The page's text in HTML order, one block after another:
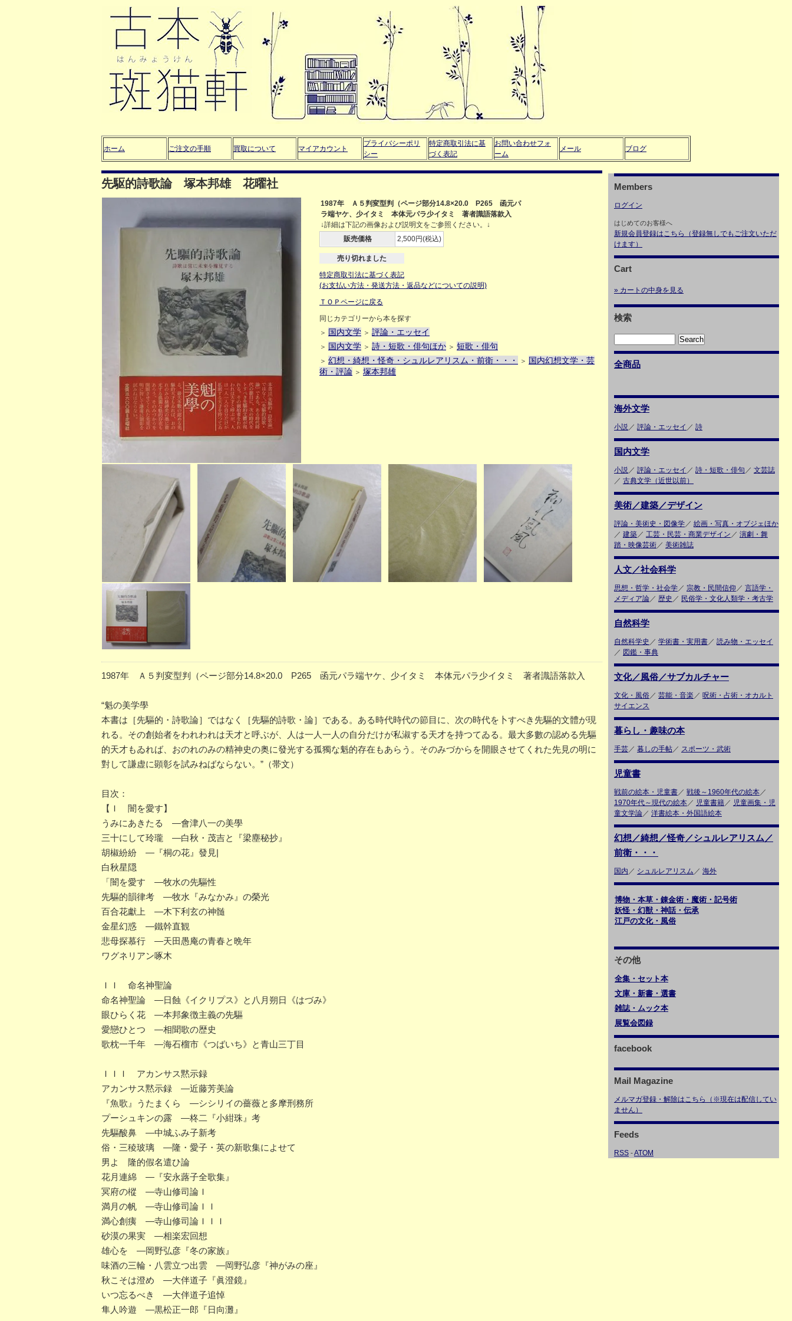
ホーム ご注文の手順 買取について マイアカウント
プライバシーポリ
シー
特定商取引法に基
づく表記
お問い合わせフォ
ーム
メール ブログ
先駆的詩歌論 塚本邦雄 花曜社
1987年 Ａ５判変型判（ページ部分14.8×20.0 P265 函元パ
ラ端ヤケ、少イタミ 本体元パラ少イタミ 著者識語落款入
↓詳細は下記の画像および説明文をご参照ください。↓
販売価格
2,500円(税込)
売り切れました
特定商取引法に基づく表記
(お支払い方法・発送方法・返品などについての説明)
ＴＯＰページに戻る
同じカテゴリーから本を探す
＞ 国内文学 ＞ 評論・エッセイ
＞ 国内文学 ＞ 詩・短歌・俳句ほか ＞ 短歌・俳句
＞ 幻想・綺想・怪奇・シュルレアリスム・前衛・・・ ＞ 国内幻想文学・芸
術・評論 ＞ 塚本邦雄
1987年 Ａ５判変型判（ページ部分14.8×20.0 P265 函元パラ端ヤケ、少イタミ 本体元パラ少イタミ 著者識語落款入
“魁の美学學
本書は［先驅的・詩歌論］ではなく［先驅的詩歌・論］である。ある時代時代の節目に、次の時代を卜すべき先驅的文體が現
れる。その創始者をわれわれは天才と呼ぶが、人は一人一人の自分だけが私淑する天才を持つてゐる。最大多數の認める先驅
的天才もゐれば、おのれのみの精神史の奥に發光する孤獨な魁的存在もあらう。そのみづからを開眼させてくれた先見の明に
對して謙虚に顕彰を試みねばならない。”（帯文）
目次：
【Ｉ 闇を愛す】
うみにあきたる ―會津八一の美學
三十にして玲瓏 ―白秋・茂吉と『梁塵秘抄』
胡椒紛紛 ―『桐の花』發見|
白秋星隠
「闇を愛す ―牧水の先驅性
先驅的韻律考 ―牧水『みなかみ』の榮光
百合花獻上 ―木下利玄の神髄
金星幻惑 ―鐵幹直観
悲母探慕行 ―天田愚庵の青春と晩年
ワグネリアン啄木
ＩＩ 命名神聖論
命名神聖論 ―日蝕《イクリプス》と八月朔日《はづみ》
眼ひらく花 ―本邦象徴主義の先驅
愛戀ひとつ ―相聞歌の歴史
歌枕一千年 ―海石榴市《つばいち》と青山三丁目
ＩＩＩ アカンサス黙示録
アカンサス黙示録 ―近藤芳美論
『魚歌』うたまくら ―シシリイの薔薇と多摩刑務所
プーシュキンの露 ―柊二『小紺珠』考
先驅酸鼻 ―中城ふみ子新考
俗・三稜玻璃 ―隆・愛子・英の新歌集によせて
男よ 隆的假名遣ひ論
花月連綿 ―『安永蕗子全歌集』
冥府の樅 ―寺山修司論Ｉ
満月の帆 ―寺山修司論ＩＩ
満心創痍 ―寺山修司論ＩＩＩ
砂漠の果実 ―相楽宏回想
雄心を ―岡野弘彦『冬の家族』
味酒の三輪・八雲立つ出雲 ―岡野弘彦『神がみの座』
秋こそは澄め ―大伴道子『眞澄鏡』
いつ忘るべき ―大伴道子追悼
隼人吟遊 ―黒松正一郎『日向灘』
Members
ログイン
はじめてのお客様へ
新規会員登録はこちら（登録無しでもご注文いただ
けます）
Cart
» カートの中身を見る
検索
全商品
海外文学
小説／ 評論・エッセイ ／ 詩
国内文学
小説／ 評論・エッセイ ／ 詩・短歌・俳句 ／ 文芸誌
／ 古典文学（近世以前）
美術／建築／デザイン
評論・美術史・図像学／ 絵画・写真・オブジェほか
／ 建築／ 工芸・民芸・商業デザイン ／ 演劇・舞
踏・映像芸術／ 美術雑誌
人文／社会科学
思想・哲学・社会学／ 宗教・民間信仰 ／ 言語学・
メディア論／ 歴史 ／ 民俗学・文化人類学・考古学
自然科学
自然科学史 ／ 学術書・実用書／ 読み物・エッセイ
／ 図鑑・事典
文化／風俗／サブカルチャー
文化・風俗／ 芸能・音楽 ／ 呪術・占術・オカルト
サイエンス
暮らし・趣味の本
手芸／ 暮しの手帖／ スポーツ・武術
児童書
戦前の絵本・児童書／ 戦後～1960年代の絵本／
1970年代～現代の絵本／ 児童書籍／ 児童画集・児
童文学論／ 洋書絵本・外国語絵本
幻想／綺想／怪奇／シュルレアリスム／
前衛・・・
国内 ／ シュルレアリスム ／ 海外
博物・本草・錬金術・魔術・記号術
妖怪・幻獣・神話・伝承
江戸の文化・風俗
その他
全集・セット本
文庫・新書・選書
雑誌・ムック本
展覧会図録
facebook
Mail Magazine
メルマガ登録・解除はこちら（※現在は配信してい
ません）
Feeds
RSS -ATOM